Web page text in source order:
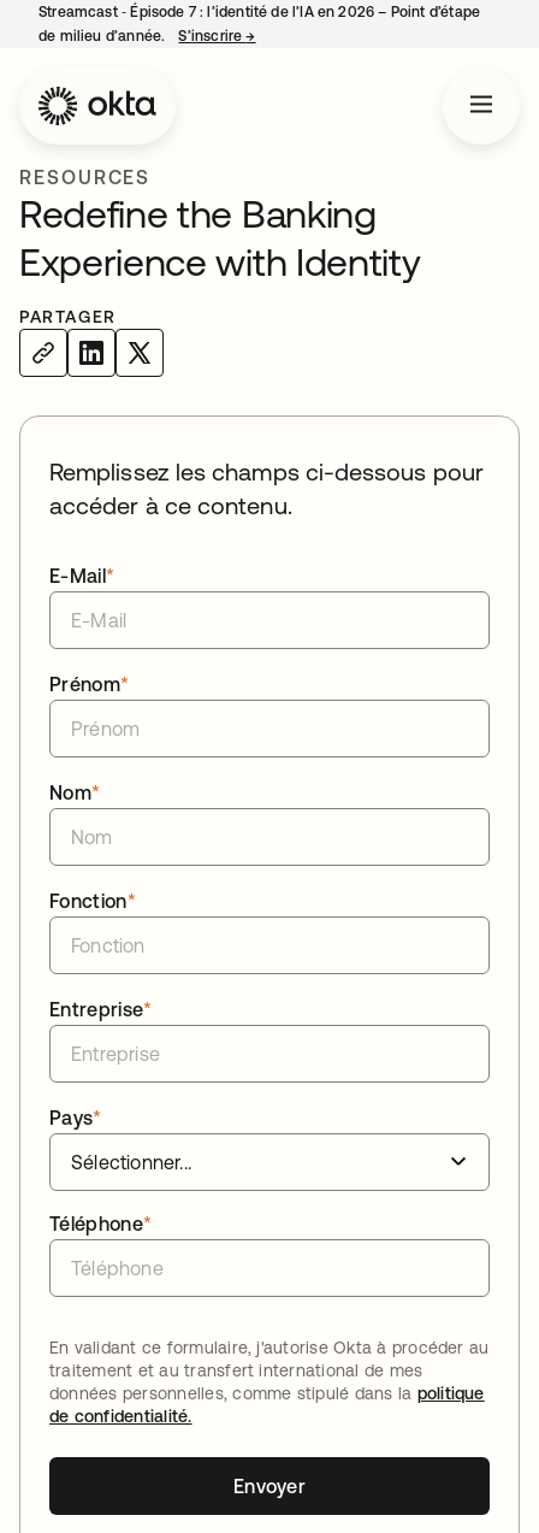
Streamcast ‑ Épisode 7 : l’identité de l’IA en 2026 – Point d’étape
de milieu d’année.
S’inscrire→
RESOURCES
Redefine the Banking
Experience with Identity
PARTAGER
Remplissez les champs ci-dessous pour
accéder à ce contenu.
*
E-Mail
*
Prénom
*
Nom
*
Fonction
*
Entreprise
*
Pays
*
Téléphone
En validant ce formulaire, j'autorise Okta à procéder au
traitement et au transfert international de mes
données personnelles, comme stipulé dans la politique
de confidentialité.
Envoyer